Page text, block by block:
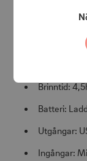
Max
Brinntid:
Batteri:
Utgångar:
Ingångar: